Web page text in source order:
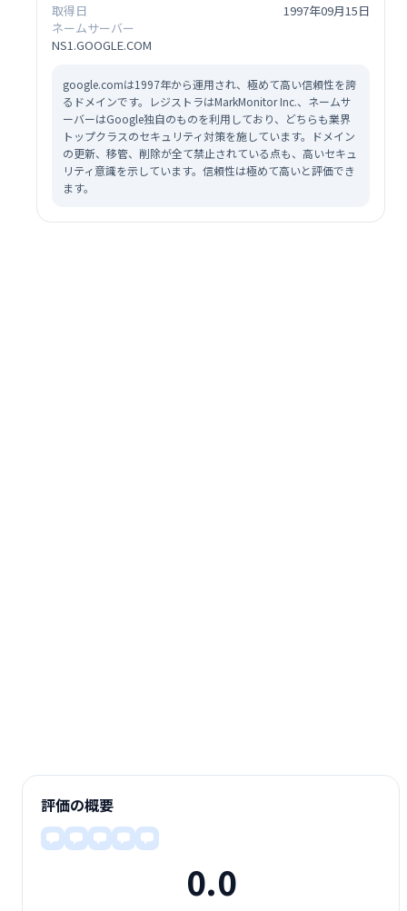
取得日
1997年09月15日
ネームサーバー
NS1.GOOGLE.COM
google.comは1997年から運用され、極めて高い信頼性を誇
るドメインです。レジストラはMarkMonitor Inc.、ネームサ
ーバーはGoogle独自のものを利用しており、どちらも業界
トップクラスのセキュリティ対策を施しています。ドメイン
の更新、移管、削除が全て禁止されている点も、高いセキュ
リティ意識を示しています。信頼性は極めて高いと評価でき
ます。
評価の概要
0.0